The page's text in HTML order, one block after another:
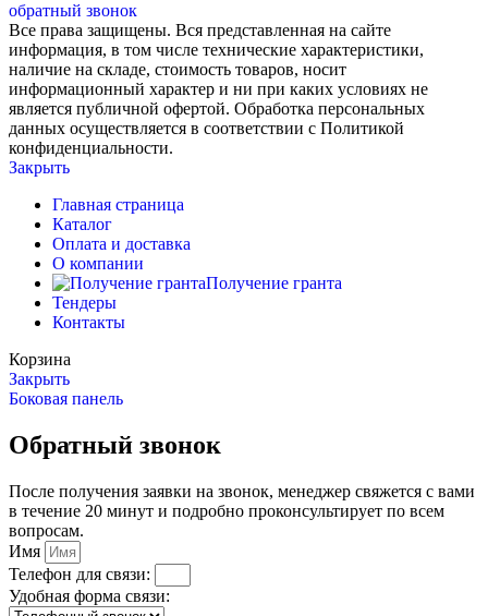
обратный звонок
Все права защищены. Вся представленная на сайте
информация, в том числе технические характеристики,
наличие на складе, стоимость товаров, носит
информационный характер и ни при каких условиях не
является публичной офертой. Обработка персональных
данных осуществляется в соответствии с Политикой
конфиденциальности.
Закрыть
Главная страница
Каталог
Оплата и доставка
О компании
Получение гранта
Тендеры
Контакты
Корзина
Закрыть
Боковая панель
Обратный звонок
После получения заявки на звонок, менеджер свяжется с вами
в течение 20 минут и подробно проконсультирует по всем
вопросам.
Имя
Телефон для связи:
Удобная форма связи: